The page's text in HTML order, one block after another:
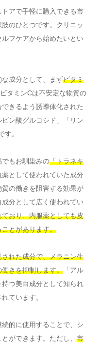
アで手軽に購入できる市
のひとつです。クリニッ
フケアから始めたいとい
成分として、まずビタミ
タミンCは不安定な物質の
きるよう誘導体化された
ン酸グルコシド」「リン
。
もお馴染みの「トラネキ
として使われていた成分
の働きを阻害する効果が
分として広く使われてい
おり、内服薬としても皮
とがあります。
れた成分で、メラニン生
きを抑制します。 「アル
つ美白成分として知られ
ています。
的に使用することで、シ
ができます。ただし、 市